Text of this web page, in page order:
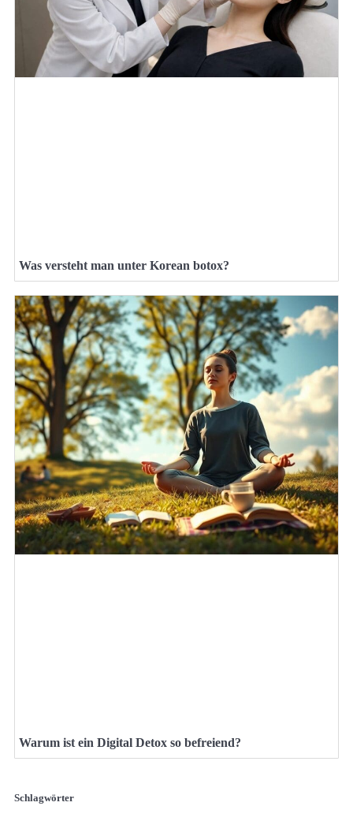
Was versteht man unter Korean botox?
Warum ist ein Digital Detox so befreiend?
Schlagwörter